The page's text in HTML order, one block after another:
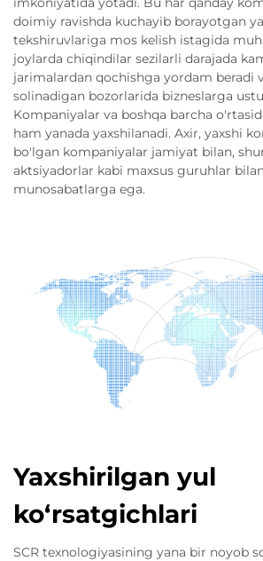
doimiy ravishda kuchayib borayotgan
tekshiruvlariga mos kelish istagida
joylarda chiqindilar sezilarli darajada
jarimalardan qochishga yordam beradi
solinadigan bozorlarida bizneslarga
Kompaniyalar va boshqa barcha
ham yanada yaxshilanadi. Axir, yaxshi
bo'lgan kompaniyalar jamiyat bilan,
aktsiyadorlar kabi maxsus guruhlar
munosabatlarga ega.
Yaxshirilgan yul
ko‘rsatgichlari
SCR texnologiyasining yana bir noyob